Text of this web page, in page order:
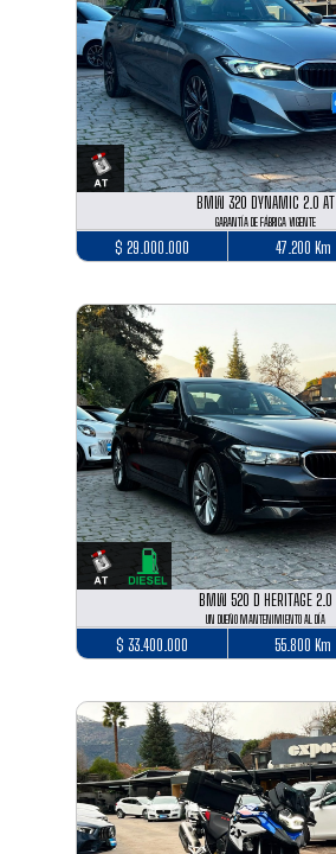
BMW 320 DYNAMIC 2.0 AT
GARANTÍA DE FÁBRICA VIGENTE
$ 29.000.000 47.200 Km
BMW 520 D HERITAGE 2.0
UN DUEÑO MANTENIMIENTO AL DÍA
$ 33.400.000 55.800 Km